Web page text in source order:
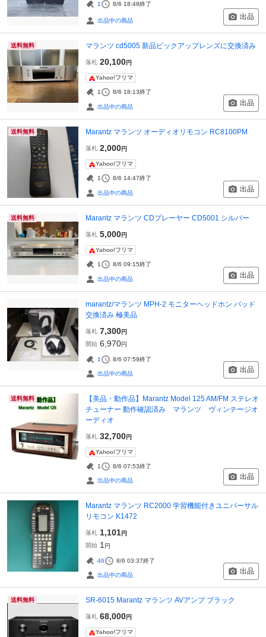
1 8/6 18:48終了
出品中の商品 出品
送料無料 マランツ cd5005 新品ピックアップレンズに交換済み
落札 20,100円
Yahoo!フリマ
1 8/6 18:13終了
出品中の商品 出品
送料無料 Marantz マランツ オーディオリモコン RC8100PM
落札 2,000円
Yahoo!フリマ
1 8/6 14:47終了
出品中の商品 出品
送料無料 Marantz マランツ CDプレーヤー CD5001 シルバー
落札 5,000円
Yahoo!フリマ
1 8/6 09:15終了
出品中の商品 出品
marantz/マランツ MPH-2 モニターヘッドホン パッド
交換済み 極美品
落札 7,300円
開始 6,970円
1 8/6 07:59終了
出品中の商品 出品
送料無料
【美品・動作品】Marantz Model 125 AM/FM ステレオ
チューナー 動作確認済み マランツ ヴィンテージオ
ーディオ
落札 32,700円
Yahoo!フリマ
1 8/6 07:53終了
出品中の商品 出品
Marantz マランツ RC2000 学習機能付きユニバーサル
リモコン K1472
落札 1,101円
開始 1 円
46 8/6 03:37終了
出品中の商品 出品
送料無料 SR-6015 Marantz マランツ AVアンプ ブラック
落札 68,000円
Yahoo!フリマ